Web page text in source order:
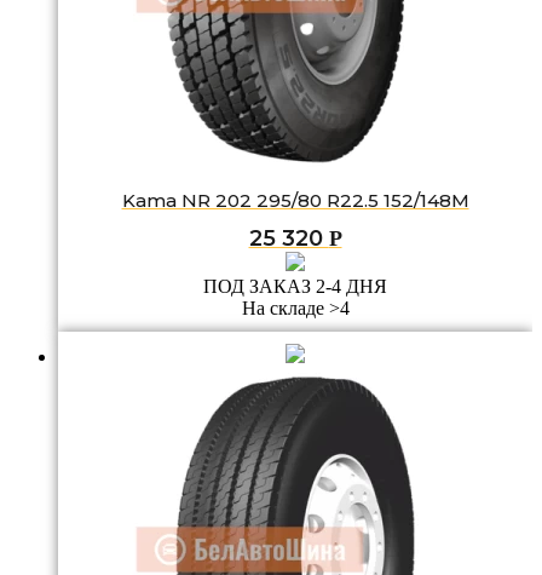
Kama NR 202 295/80 R22.5 152/148M
25 320 Р
ПОД ЗАКАЗ 2-4 ДНЯ
На складе >4